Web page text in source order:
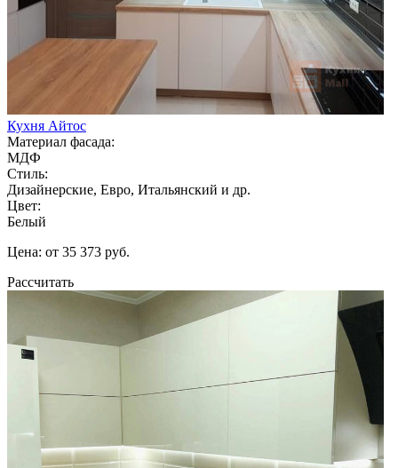
Кухня Айтос
Материал фасада:
МДФ
Стиль:
Дизайнерские, Евро, Итальянский и др.
Цвет:
Белый
Цена: от 35 373 руб.
Рассчитать